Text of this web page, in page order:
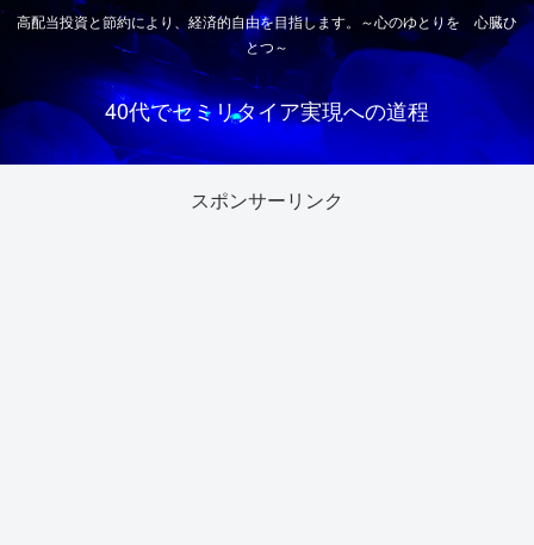
高配当投資と節約により、経済的自由を目指します。～心のゆとりを 心臓ひ
とつ～
40代でセミリタイア実現への道程
スポンサーリンク